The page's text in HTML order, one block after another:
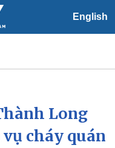
English
báo thời tiết
Long
cháy quán